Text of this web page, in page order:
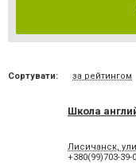
Сортувати: за рейтингом
Школа
Лисичанск,
+380(99)703-39-